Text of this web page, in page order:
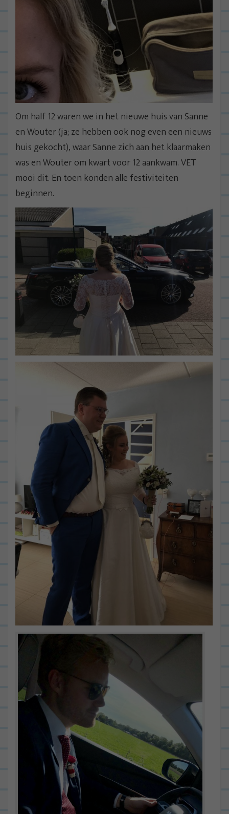
Om half 12 waren we in het nieuwe huis van Sanne
en Wouter (ja; ze hebben ook nog even een nieuws
huis gekocht), waar Sanne zich aan het klaarmaken
was en Wouter om kwart voor 12 aankwam. VET
mooi dit. En toen konden alle festiviteiten
beginnen.